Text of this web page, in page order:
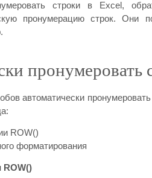
строки в Excel,
пронумерацию строк. Они
пронумеровать
автоматически
ROW()
форматирования
ROW()